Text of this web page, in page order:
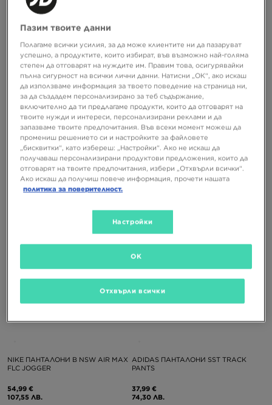
NIKE ПАНТАЛОНИ G NSW STUDIO
FLC LOOSE LBR
78,21 ЛВ.
САМО В
NIKE ПАНТАЛОНИ G NSW STUDIO
FLC OH PANT
39,99 €
NIKE ПАНТАЛОНИ B NSW AIR MAX
FLC JOGGER
54,99 €
107,55 ЛВ.
ADIDAS ПАНТАЛОНИ SST TRACK
PANTS
37,99 €
74,30 ЛВ.
Пазим твоите данни
Полагаме всички усилия, за да може клиентите ни да пазаруват
успешно, а продуктите, които избират, във възможно най-голяма
степен да отговарят на нуждите им. Правим това, осигурявайки
пълна сигурност на всички лични данни. Натисни „ОК“, ако искаш
да използваме информация за твоето поведение на страница ни,
за да създадем персонализирано за теб съдържание,
включително да ти предлагаме продукти, които да отговарят на
твоите нужди и интереси, персонализирани реклами и да
запазваме твоите предпочитания. Във всеки момент можеш да
промениш решението си и настройките за файловете
„бисквитки“, като избереш: „Настройки“. Ако не искаш да
получаваш персонализирани продуктови предложения, които да
отговарят на твоите предпочитания, избери „Отхвърли всички“.
Ако искаш да получиш повече информация, прочети нашата
политика за поверителност.
Настройки
Отхвърли всички
OK